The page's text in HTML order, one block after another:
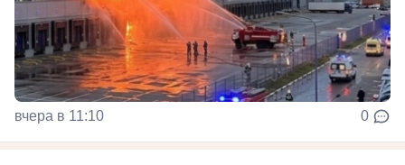
вчера в 11:10 0